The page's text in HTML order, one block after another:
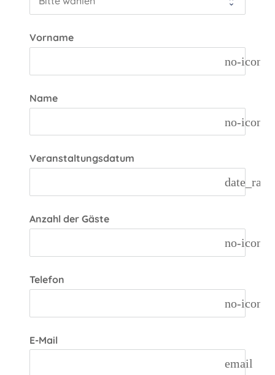
Vorname
no-icon
Name
no-icon
Veranstaltungsdatum
Anzahl der Gäste
no-icon
Telefon
no-icon
E-Mail
email